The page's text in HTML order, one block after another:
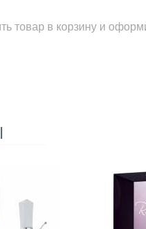
товар в корзину и